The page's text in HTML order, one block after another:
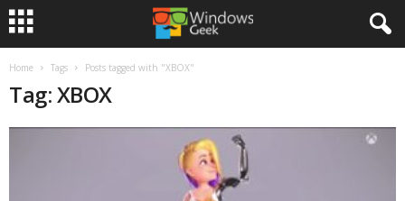
Home Tags Posts tagged with "XBOX"
Tag: XBOX